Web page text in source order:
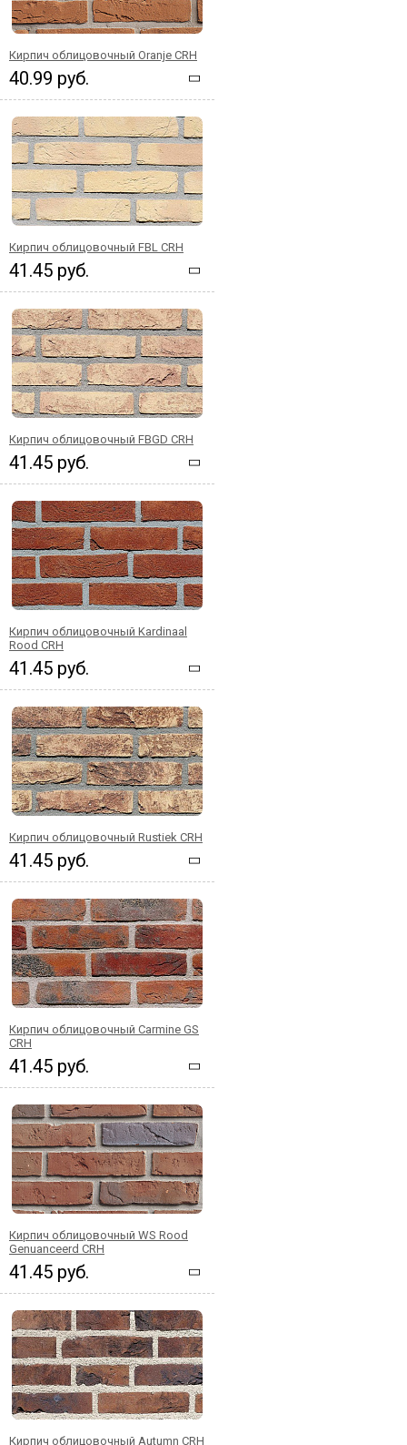
Кирпич облицовочный Oranje CRH
40.99 руб.
Кирпич облицовочный FBL CRH
41.45 руб.
Кирпич облицовочный FBGD CRH
41.45 руб.
Кирпич облицовочный Kardinaal
Rood CRH
41.45 руб.
Кирпич облицовочный Rustiek CRH
41.45 руб.
Кирпич облицовочный Carmine GS
CRH
41.45 руб.
Кирпич облицовочный WS Rood
Genuanceerd CRH
41.45 руб.
Кирпич облицовочный Autumn CRH